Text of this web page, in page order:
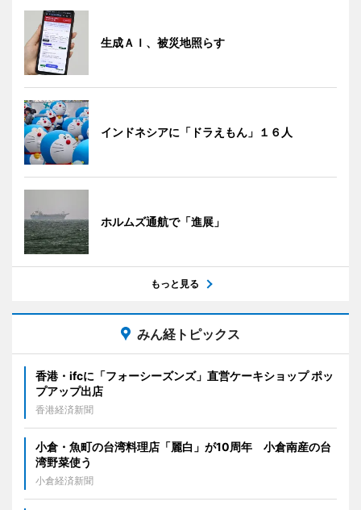
生成ＡＩ、被災地照らす
インドネシアに「ドラえもん」１６人
ホルムズ通航で「進展」
もっと見る
みん経トピックス
香港・ifcに「フォーシーズンズ」直営ケーキショップ ポッ
プアップ出店
香港経済新聞
小倉・魚町の台湾料理店「麗白」が10周年 小倉南産の台
湾野菜使う
小倉経済新聞